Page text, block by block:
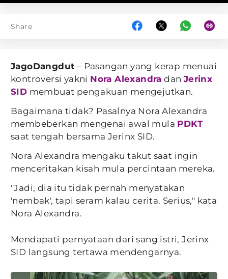
Share
JagoDangdut – Pasangan yang kerap menuai
kontroversi yakni Nora Alexandra dan Jerinx
SID membuat pengakuan mengejutkan.
Bagaimana tidak? Pasalnya Nora Alexandra
membeberkan mengenai awal mula PDKT
saat tengah bersama Jerinx SID.
Nora Alexandra mengaku takut saat ingin
menceritakan kisah mula percintaan mereka.
"Jadi, dia itu tidak pernah menyatakan
'nembak', tapi seram kalau cerita. Serius," kata
Nora Alexandra.
Mendapati pernyataan dari sang istri, Jerinx
SID langsung tertawa mendengarnya.